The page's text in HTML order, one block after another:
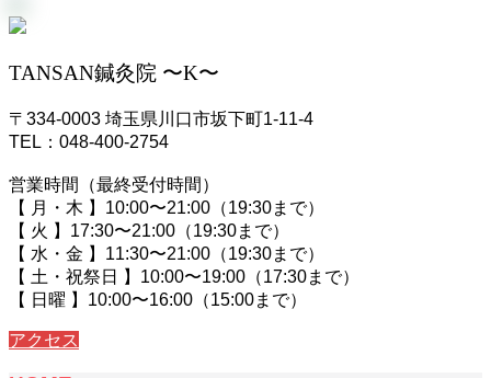
TANSAN鍼灸院 〜K〜
〒334-0003 埼玉県川口市坂下町1-11-4
TEL：048-400-2754
営業時間（最終受付時間）
【 月・木 】10:00〜21:00（19:30まで）
【 火 】17:30〜21:00（19:30まで）
【 水・金 】11:30〜21:00（19:30まで）
【 土・祝祭日 】10:00〜19:00（17:30まで）
【 日曜 】10:00〜16:00（15:00まで）
アクセス